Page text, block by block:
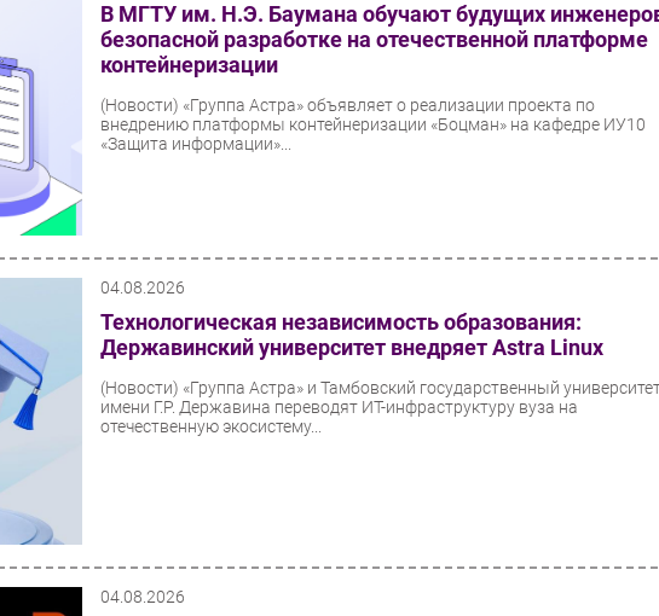
В МГТУ им. Н.Э. Баумана обучают будущих
безопасной разработке на отечественной платформе
контейнеризации
(Новости) «Группа Астра» объявляет о реализации проекта по
внедрению платформы контейнеризации «Боцман» на кафедре ИУ10
«Защита информации»...
04.08.2026
Технологическая независимость образования:
Державинский университет внедряет Astra Linux
(Новости) «Группа Астра» и Тамбовский государственный
имени Г.Р. Державина переводят ИТ-инфраструктуру вуза на
отечественную экосистему...
04.08.2026